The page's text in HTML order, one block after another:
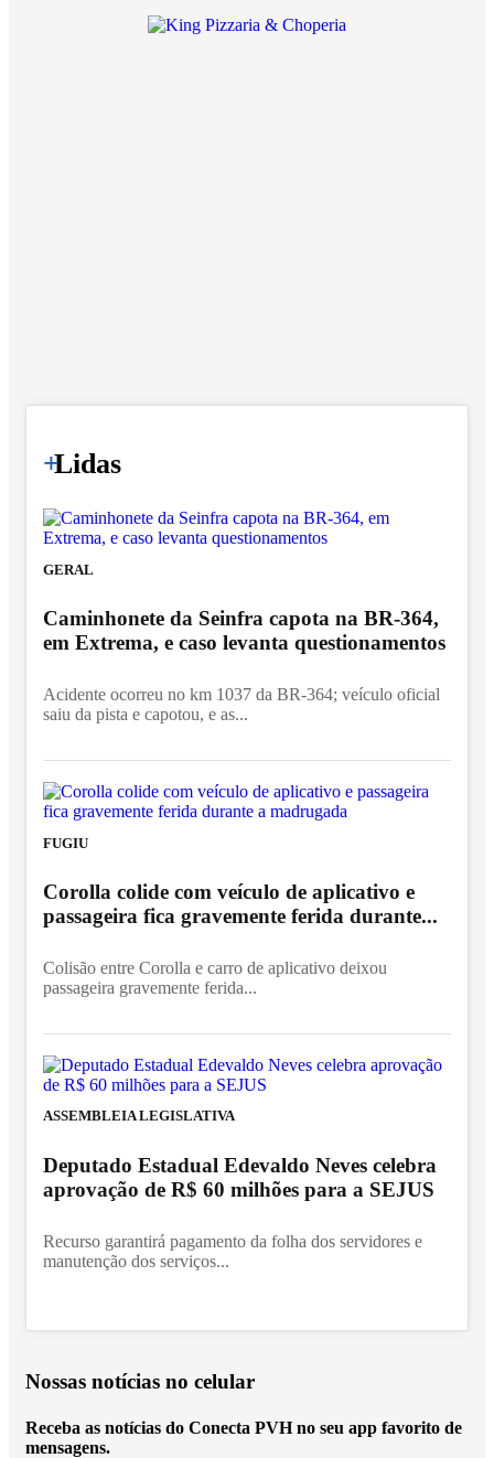
+
Lidas
GERAL
Caminhonete da Seinfra capota na BR-364,
em Extrema, e caso levanta questionamentos
Acidente ocorreu no km 1037 da BR-364; veículo oficial
saiu da pista e capotou, e as...
FUGIU
Corolla colide com veículo de aplicativo e
passageira fica gravemente ferida durante...
Colisão entre Corolla e carro de aplicativo deixou
passageira gravemente ferida...
ASSEMBLEIA LEGISLATIVA
Deputado Estadual Edevaldo Neves celebra
aprovação de R$ 60 milhões para a SEJUS
Recurso garantirá pagamento da folha dos servidores e
manutenção dos serviços...
Nossas notícias no celular
Receba as notícias do Conecta PVH no seu app favorito de
mensagens.